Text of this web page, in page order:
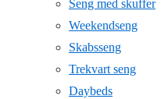
Seng med skuffer
Weekendseng
Skabsseng
Trekvart seng
Daybeds